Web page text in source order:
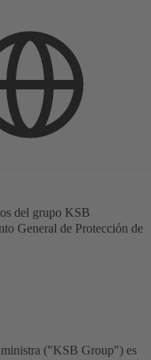
del grupo KSB
General de Protección de
("KSB Group") es